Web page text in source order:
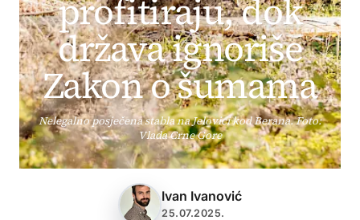
profitiraju, dok
država ignoriše
Zakon o šumama
Nelegalno posječena stabla na Jelovici kod Berana. Foto:
Vlada Crne Gore
Ivan Ivanović
25.07.2025.